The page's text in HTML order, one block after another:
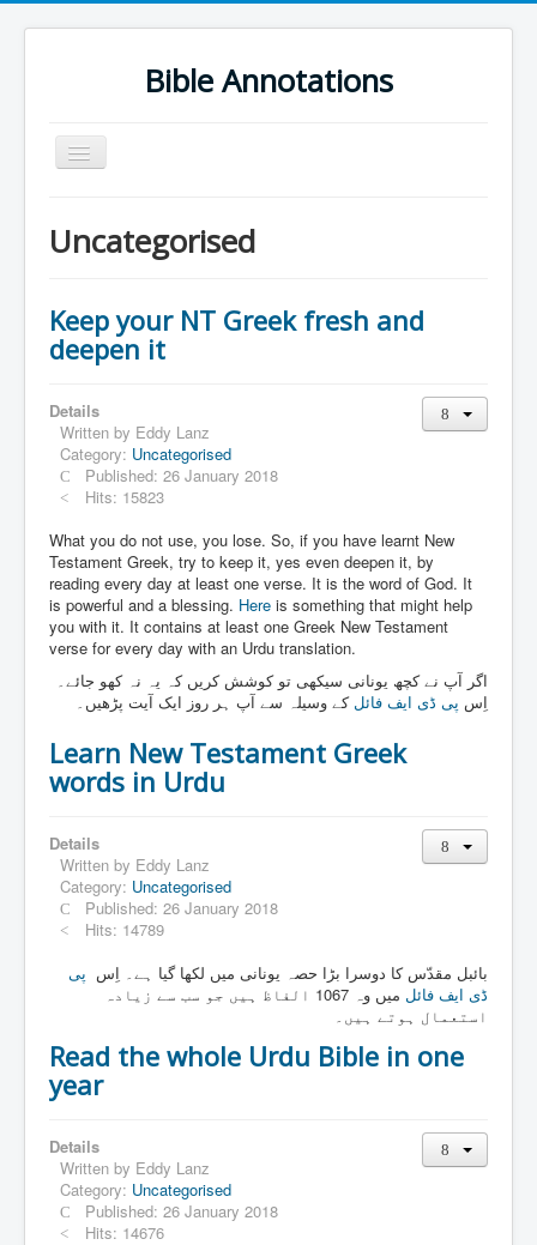
Bible Annotations
Toggle
Navigation
Urdu Geo Version
Urdu
Hebrew OT
Greek NT
Book Corner
Links
Linux and Open Source
Uncategorised
Keep your NT Greek fresh and
deepen it
Details
Written by Eddy Lanz
Category: Uncategorised
Published: 26 January 2018
Hits: 15823
What you do not use, you lose. So, if you have learnt New
Testament Greek, try to keep it, yes even deepen it, by
reading every day at least one verse. It is the word of God. It
is powerful and a blessing. Here is something that might help
you with it. It contains at least one Greek New Testament
verse for every day with an Urdu translation.
اگر آپ نے کچھ یونانی سیکھی تو کوشش کریں کہ یہ نہ کھو جائے۔
اِس پی ڈی ایف فائل کے وسیلہ سے آپ ہر روز ایک آیت پڑھیں۔
Learn New Testament Greek
words in Urdu
Details
Written by Eddy Lanz
Category: Uncategorised
Published: 26 January 2018
Hits: 14789
بائبل مقدّس کا دوسرا بڑا حصہ یونانی میں لکھا گیا ہے۔ اِس پی
ڈی ایف فائل
میں وہ 1067 الفاظ ہیں جو سب سے زیادہ
استعمال ہوتے ہیں۔
Read the whole Urdu Bible in one
year
Details
Written by Eddy Lanz
Category: Uncategorised
Published: 26 January 2018
Hits: 14676